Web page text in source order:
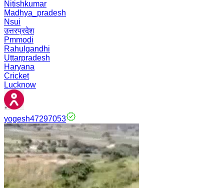
Nitishkumar
Madhya_pradesh
Nsui
उत्तरप्रदेश
Pmmodi
Rahulgandhi
Uttarpradesh
Haryana
Cricket
Lucknow
yogesh47297053